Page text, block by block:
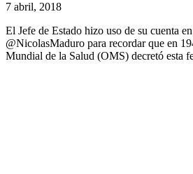
7 abril, 2018
El Jefe de Estado hizo uso de su cuenta
@NicolasMaduro para recordar que en
Mundial de la Salud (OMS) decretó esta